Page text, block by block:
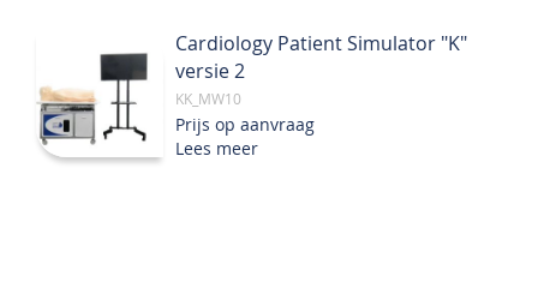
Cardiology Patient Simulator "K"
versie 2
KK_MW10
Prijs op aanvraag
Lees meer